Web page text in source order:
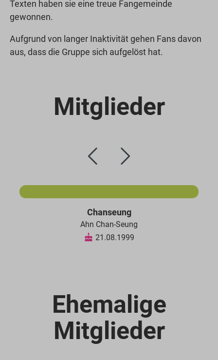
Texten haben sie eine treue Fangemeinde
gewonnen.
Aufgrund von langer Inaktivität gehen Fans davon
aus, dass die Gruppe sich aufgelöst hat.
Mitglieder
Chanseung
Ahn Chan-Seung
21.08.1999
Ehemalige
Mitglieder